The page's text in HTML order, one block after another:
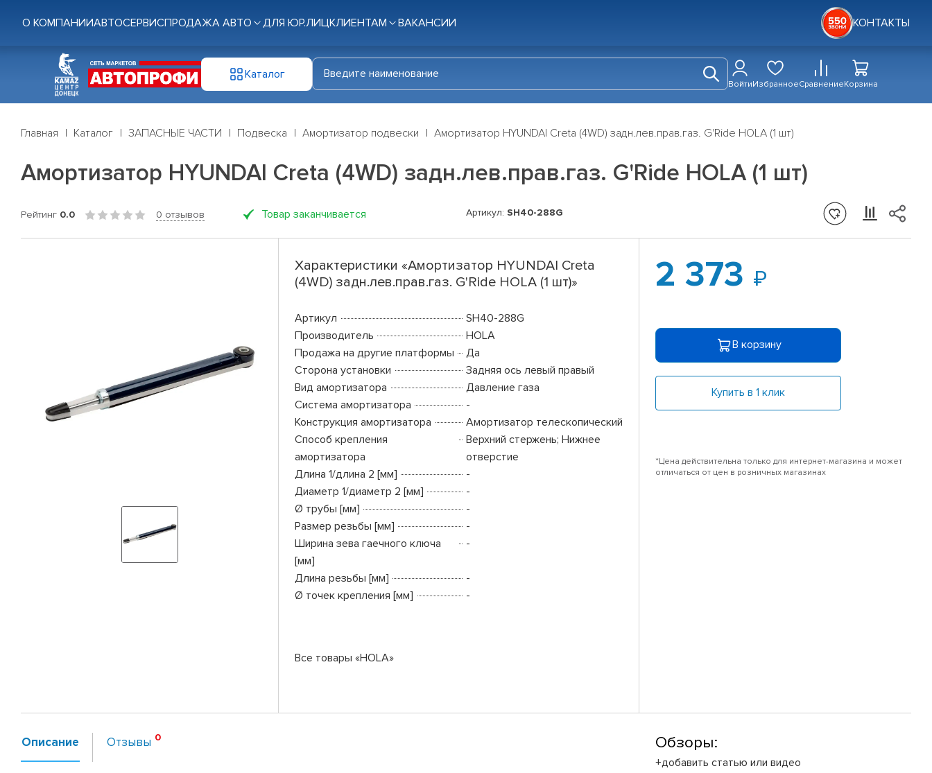
О КОМПАНИИАВТОСЕРВИСПРОДАЖА АВТО ДЛЯ ЮР.ЛИЦКЛИЕНТАМ ВАКАНСИИ КОНТАКТЫ
Каталог
ВойтиИзбранноеСравнениеКорзина
Главная Каталог ЗАПАСНЫЕ ЧАСТИ Подвеска Амортизатор подвески Амортизатор HYUNDAI Creta (4WD) задн.лев.прав.газ. G'Ride HOLA (1 шт)
Амортизатор HYUNDAI Creta (4WD) задн.лев.прав.газ. G'Ride HOLA (1 шт)
Рейтинг 0.0 0 отзывов Товар заканчивается Артикул: SH40-288G
Характеристики «Амортизатор HYUNDAI Creta
(4WD) задн.лев.прав.газ. G'Ride HOLA (1 шт)»
Артикул
SH40-288G
Производитель
HOLA
Продажа на другие платформы
Да
Сторона установки
Задняя ось левый правый
Вид амортизатора
Давление газа
Система амортизатора
-
Конструкция амортизатора
Амортизатор телескопический
Способ крепления
амортизатора
Верхний стержень; Нижнее
отверстие
Длина 1/длина 2 [мм]
-
Диаметр 1/диаметр 2 [мм]
-
Ø трубы [мм]
-
Размер резьбы [мм]
-
Ширина зева гаечного ключа
[мм]
-
Длина резьбы [мм]
-
Ø точек крепления [мм]
-
Все товары «HOLA»
2 373
В корзину
Купить в 1 клик
*Цена действительна только для интернет-магазина и может
отличаться от цен в розничных магазинах
Описание Отзывы Обзоры:
+добавить статью или видео